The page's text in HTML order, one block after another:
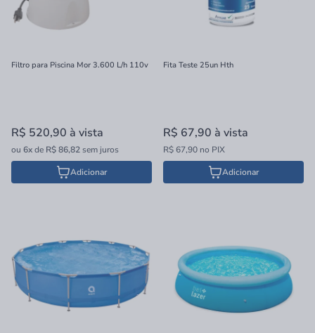
Filtro para Piscina Mor 3.600 L/h 110v
R$ 520,90 à vista
ou 6xde R$ 86,82sem juros
Adicionar
Fita Teste 25un Hth
R$ 67,90 à vista
R$ 67,90 no PIX
Adicionar